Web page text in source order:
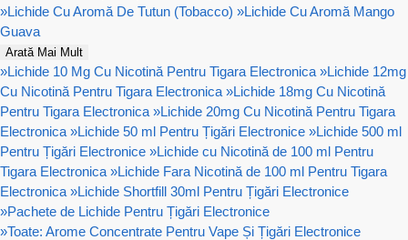
»Lichide Cu Aromă De Tutun (Tobacco) »Lichide Cu Aromă Mango
Guava
Arată Mai Mult
»Lichide 10 Mg Cu Nicotină Pentru Tigara Electronica »Lichide 12mg
Cu Nicotină Pentru Tigara Electronica »Lichide 18mg Cu Nicotină
Pentru Tigara Electronica »Lichide 20mg Cu Nicotină Pentru Tigara
Electronica »Lichide 50 ml Pentru Țigări Electronice »Lichide 500 ml
Pentru Țigări Electronice »Lichide cu Nicotină de 100 ml Pentru
Tigara Electronica »Lichide Fara Nicotină de 100 ml Pentru Tigara
Electronica »Lichide Shortfill 30ml Pentru Țigări Electronice
»Pachete de Lichide Pentru Țigări Electronice
»Toate: Arome Concentrate Pentru Vape Și Țigări Electronice